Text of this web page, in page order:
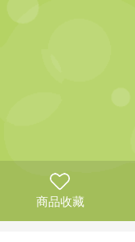
商品收藏